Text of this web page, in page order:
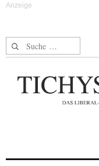
Suche nach: